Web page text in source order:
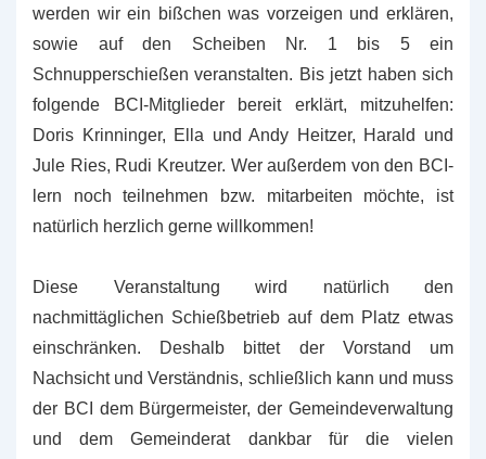
werden wir ein bißchen was vorzeigen und erklären,
sowie auf den Scheiben Nr. 1 bis 5 ein
Schnupperschießen veranstalten. Bis jetzt haben sich
folgende BCI-Mitglieder bereit erklärt, mitzuhelfen:
Doris Krinninger, Ella und Andy Heitzer, Harald und
Jule Ries, Rudi Kreutzer. Wer außerdem von den BCI-
lern noch teilnehmen bzw. mitarbeiten möchte, ist
natürlich herzlich gerne willkommen!
Diese Veranstaltung wird natürlich den
nachmittäglichen Schießbetrieb auf dem Platz etwas
einschränken. Deshalb bittet der Vorstand um
Nachsicht und Verständnis, schließlich kann und muss
der BCI dem Bürgermeister, der Gemeindeverwaltung
und dem Gemeinderat dankbar für die vielen